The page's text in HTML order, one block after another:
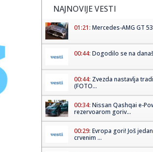
NAJNOVIJE VESTI
01:21: Mercedes-AMG GT
00:44: Dogodilo se na
00:44: Zvezda nastavlja
(FOTO...
00:34: Nissan Qashqai e-
rezervoarom goriv...
00:29: Evropa gori! Još
crvenim ...